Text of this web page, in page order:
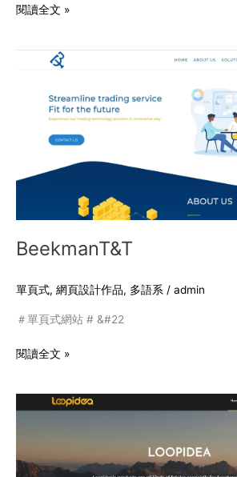
閱讀全文 »
BeekmanT&T
單頁式, 網頁設計作品, 多語系 / admin
＃單頁式網站 # &#22
BeekmanT&T
閱讀全文 »
Loopidea